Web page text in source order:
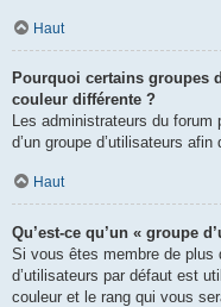
Haut
Pourquoi certains groupes
couleur différente ?
Les administrateurs du
d’un groupe d’utilisateurs
Haut
Qu’est-ce qu’un « groupe
Si vous êtes membre de plus
d’utilisateurs par défaut est
couleur et le rang qui vous